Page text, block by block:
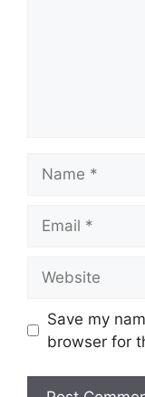
Save my
browser for